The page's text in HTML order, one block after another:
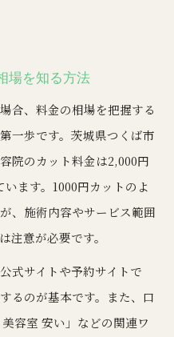
場を知る方法
合、料金の相場を把握する
一歩です。茨城県つくば市
院のカット料金は2,000円
ます。1000円カットのよ
、施術内容やサービス範囲
注意が必要です。
式サイトや予約サイトで
るのが基本です。また、口
容室 安い」などの関連ワ